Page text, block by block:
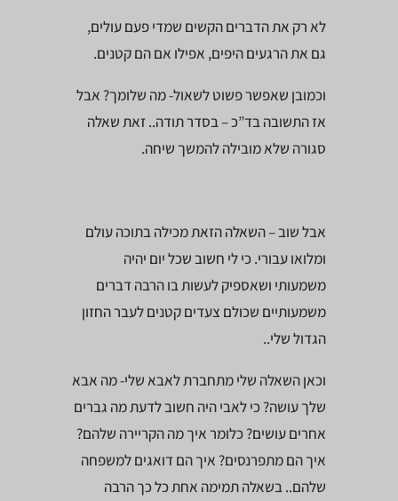
לא רק את הדברים הקשים שמדי פעם עולים,
גם את הרגעים היפים, אפילו אם הם קטנים.
וכמובן שאפשר פשוט לשאול- מה שלומך? אבל
אז התשובה בד”כ – בסדר תודה.. זאת שאלה
סגורה שלא מובילה להמשך שיחה.
אבל שוב – השאלה הזאת מכילה בתוכה עולם
ומלואו עבורי. כי לי חשוב שכל יום יהיה
משמעותי ושאספיק לעשות בו הרבה דברים
משמעותיים שכולם צעדים קטנים לעבר החזון
הגדול שלי..
וכאן השאלה שלי מתחברת לאבא שלי- מה אבא
שלך עושה? כי לאבי היה חשוב לדעת מה גברים
אחרים עושים? כלומר איך מה הקריירה שלהם?
איך הם מתפרנסים? איך הם דואגים למשפחה
שלהם.. בשאלה תמימה אחת כל כך הרבה